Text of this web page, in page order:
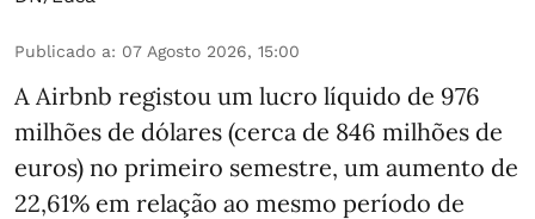
Publicado a: 07 Agosto 2026, 15:00
A Airbnb registou um lucro líquido de 976
milhões de dólares (cerca de 846 milhões de
euros) no primeiro semestre, um aumento de
22,61% em relação ao mesmo período de